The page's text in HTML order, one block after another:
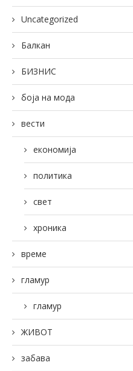
Uncategorized
Балкан
БИЗНИС
боја на мода
вести
економија
политика
свет
хроника
време
гламур
гламур
ЖИВОТ
забава